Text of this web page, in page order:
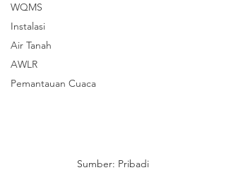
WQMS
Instalasi
Air Tanah
AWLR
Pemantauan Cuaca
Sumber: Pribadi